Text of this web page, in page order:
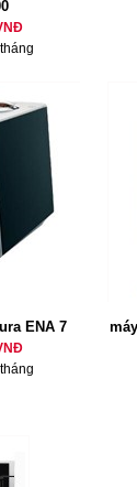
ENA 7